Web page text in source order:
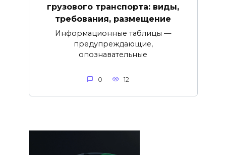
грузового транспорта: виды,
требования, размещение
Информационные таблицы —
предупреждающие,
опознавательные
0 12